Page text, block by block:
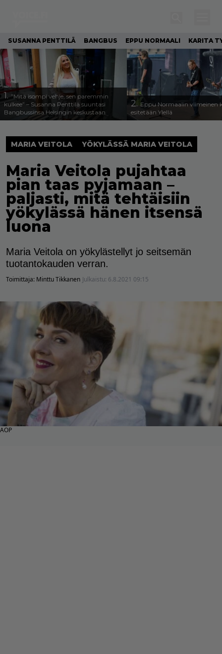
SUSANNA PENTTILÄ BANGBUS EPPU NORMAALI KARITA
1.”Mitä isompi vehje, sen paremmin
kulkee” – Susanna Penttilä suuntasi
Bangbussinsa Helsingin keskustaan
2. Eppu Normaalin viimeinen
esitetään Ylellä
MARIA VEITOLA YÖKYLÄSSÄ MARIA VEITOLA
Maria Veitola pujahtaa
pian taas pyjamaan –
paljasti, mitä tehtäisiin
yökylässä hänen itsensä
luona
Maria Veitola on yökylästellyt jo seitsemän
tuotantokauden verran.
Toimittaja: Minttu Tikkanen Julkaistu: 6.8.2021 09:15
AOP